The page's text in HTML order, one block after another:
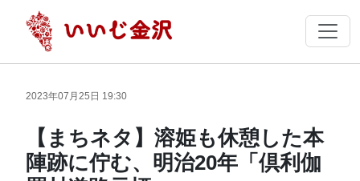
2023年07月25日 19:30
【まちネタ】溶姫も休憩した本
陣跡に佇む、明治20年「倶利伽